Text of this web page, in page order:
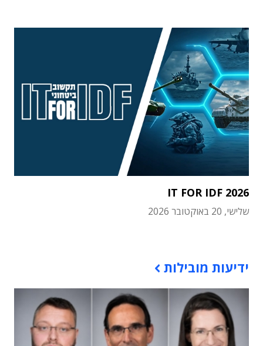
IT FOR IDF 2026
שלישי, 20 באוקטובר 2026
ידיעות מובילות